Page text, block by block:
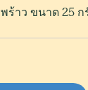
าว ขนาด 25 ก